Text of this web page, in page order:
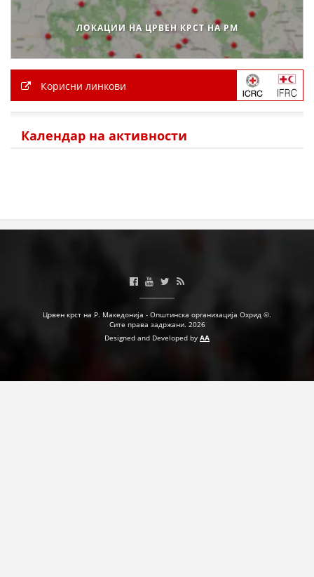
СТРАТЕГИИ
ЕДУКАТИВНО ИНФОРМАТИВНИ МАТЕРИЈАЛИ
БРОШУРИ
ЛОКАЦИИ НА ЦРВЕН КРСТ НА РМ
Корисни линкови
Календар на активности
Црвен крст на Р. Македонија - Општинска организација Охрид ©.
Сите права задржани. 2026
Designed and Developed by AA